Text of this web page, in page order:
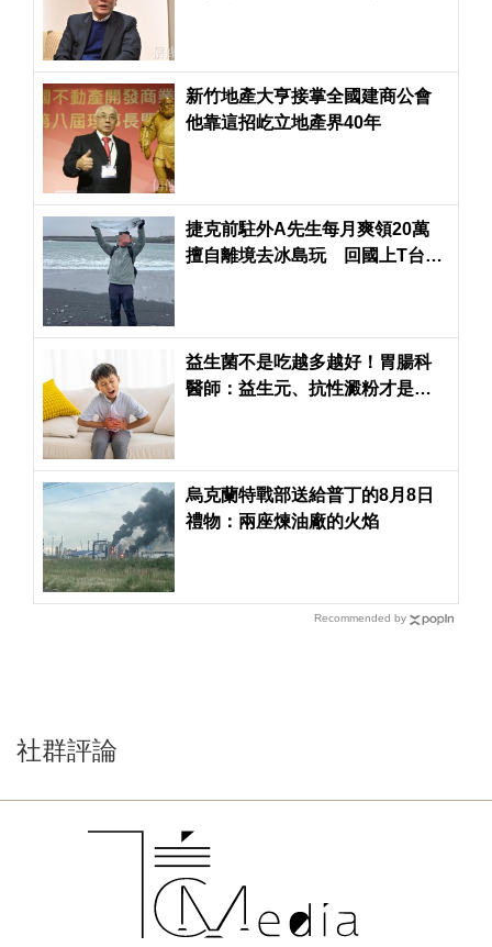
新竹地產大亨接掌全國建商公會
他靠這招屹立地產界40年
捷克前駐外A先生每月爽領20萬
擅自離境去冰島玩 回國上T台指
益生菌不是吃越多越好！胃腸科
醫師：益生元、抗性澱粉才是腸
烏克蘭特戰部送給普丁的8月8日
禮物：兩座煉油廠的火焰
Recommended by
社群評論